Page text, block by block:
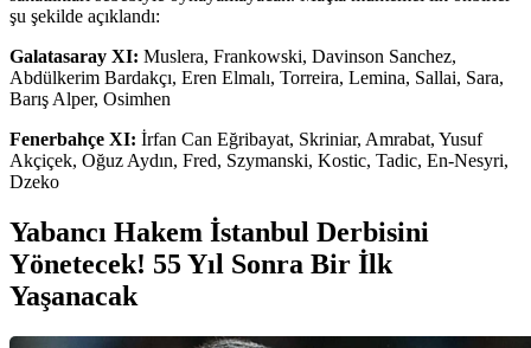
şu şekilde açıklandı:
Galatasaray XI: Muslera, Frankowski, Davinson Sanchez,
Abdülkerim Bardakçı, Eren Elmalı, Torreira, Lemina, Sallai, Sara,
Barış Alper, Osimhen
Fenerbahçe XI: İrfan Can Eğribayat, Skriniar, Amrabat, Yusuf
Akçiçek, Oğuz Aydın, Fred, Szymanski, Kostic, Tadic, En-Nesyri,
Dzeko
Yabancı Hakem İstanbul Derbisini
Yönetecek! 55 Yıl Sonra Bir İlk
Yaşanacak